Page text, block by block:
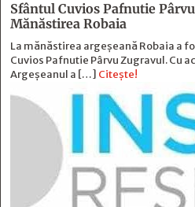
Sfântul Cuvios Pafnutie
Mănăstirea Robaia
La mănăstirea argeșeană Robaia a
Cuvios Pafnutie Pârvu Zugravul. Cu
Argeșeanul a […] Citește!